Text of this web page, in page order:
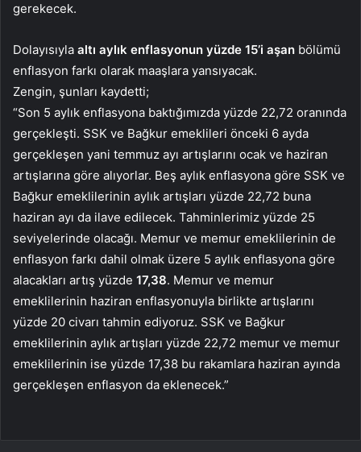
gerekecek.
Dolayısıyla altı aylık enflasyonun yüzde 15’i aşan bölümü
enflasyon farkı olarak maaşlara yansıyacak.
Zengin, şunları kaydetti;
“Son 5 aylık enflasyona baktığımızda yüzde 22,72 oranında
gerçekleşti. SSK ve Bağkur emeklileri önceki 6 ayda
gerçekleşen yani temmuz ayı artışlarını ocak ve haziran
artışlarına göre alıyorlar. Beş aylık enflasyona göre SSK ve
Bağkur emeklilerinin aylık artışları yüzde 22,72 buna
haziran ayı da ilave edilecek. Tahminlerimiz yüzde 25
seviyelerinde olacağı. Memur ve memur emeklilerinin de
enflasyon farkı dahil olmak üzere 5 aylık enflasyona göre
alacakları artış yüzde 17,38. Memur ve memur
emeklilerinin haziran enflasyonuyla birlikte artışlarını
yüzde 20 civarı tahmin ediyoruz. SSK ve Bağkur
emeklilerinin aylık artışları yüzde 22,72 memur ve memur
emeklilerinin ise yüzde 17,38 bu rakamlara haziran ayında
gerçekleşen enflasyon da eklenecek.”